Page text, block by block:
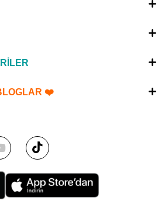
❤️